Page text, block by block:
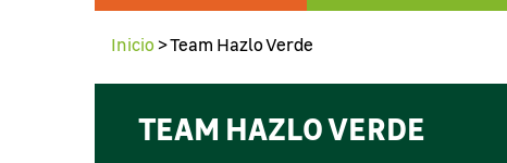
Inicio>Team Hazlo Verde
TEAM HAZLO VERDE